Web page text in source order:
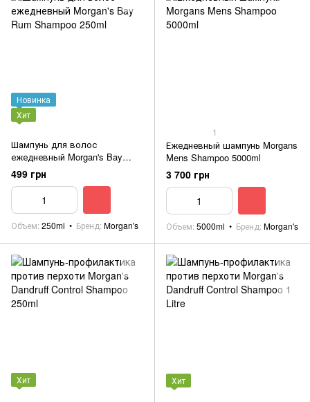
Новинка
Хит
Шампунь для волос
ежедневный Morgan's Bay
Rum Shampoo 250ml
499 грн
Объем 250ml Бренд Morgan's
1
Ежедневный шампунь Morgans
Mens Shampoo 5000ml
3 700 грн
Объем 5000ml Бренд Morgan's
Хит Хит